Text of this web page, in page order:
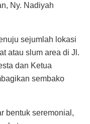
Ny. Nadiyah
sejumlah lokasi
atau slum area di Jl.
dan Ketua
sembako
bentuk seremonial,